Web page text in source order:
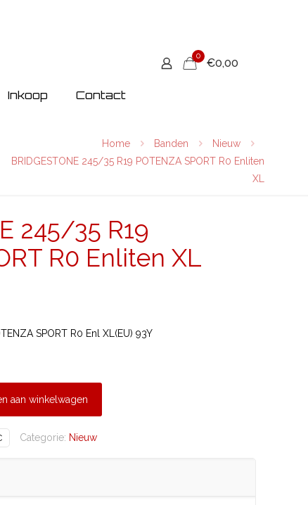
Inkoop Contact
0
€0,00
Home Banden
Nieuw
BRIDGESTONE 245/35 R19 POTENZA SPORT R0 Enliten
XL
245/35 R19
R0 Enliten XL
SPORT R0 Enl XL(EU) 93Y
aan winkelwagen
Categorie: Nieuw